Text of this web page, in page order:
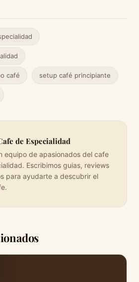
café setup café principiante
de Especialidad
equipo de apasionados del cafe
Escribimos guias, reviews
para ayudarte a descubrir el